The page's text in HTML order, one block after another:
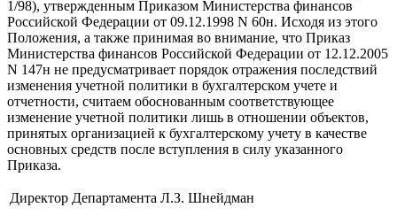
1/98), утвержденным Приказом Министерства финансов
Российской Федерации от 09.12.1998 N 60н. Исходя из этого
Положения, а также принимая во внимание, что Приказ
Министерства финансов Российской Федерации от 12.12.2005
N 147н не предусматривает порядок отражения последствий
изменения учетной политики в бухгалтерском учете и
отчетности, считаем обоснованным соответствующее
изменение учетной политики лишь в отношении объектов,
принятых организацией к бухгалтерскому учету в качестве
основных средств после вступления в силу указанного
Приказа.
Директор Департамента Л.З. Шнейдман